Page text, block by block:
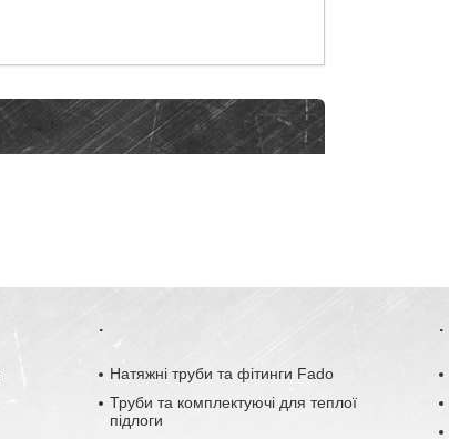
.
Натяжні труби та фітинги Fado
Труби та комплектуючі для теплої
підлоги
.